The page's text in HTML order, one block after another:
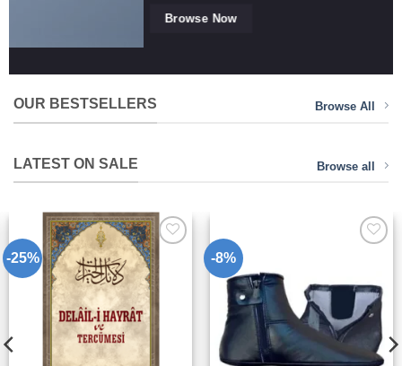
Browse Now
OUR BESTSELLERS Browse All
LATEST ON SALE Browse all
-25%
Add to
wishlist
-8%